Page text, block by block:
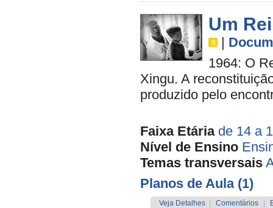
Um
|
1964: O
Xingu. A
produzido pelo
Faixa Etária de 14 a
Nível de Ensino
Temas transversais
Planos de Aula (1)
Veja Detalhes Comentários